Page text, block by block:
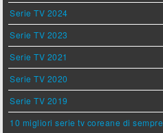
Serie TV 2024
Serie TV 2023
Serie TV 2021
Serie TV 2020
Serie TV 2019
10 migliori serie tv coreane di sempre